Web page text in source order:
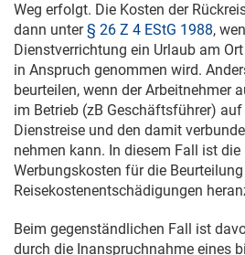
Weg erfolgt. Die Kosten der
dann unter§ 26 Z 4 EStG 1988,
Dienstverrichtung ein Urlaub am
in Anspruch genommen wird.
beurteilen, wenn der Arbeitnehmer
im Betrieb (zB Geschäftsführer)
Dienstreise und den damit
nehmen kann. In diesem Fall ist
Werbungskosten für die
Reisekostenentschädigungen
Beim gegenständlichen Fall ist
durch die Inanspruchnahme eines